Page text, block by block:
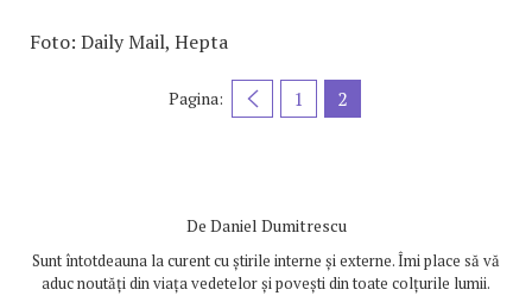
Foto: Daily Mail, Hepta
Pagina: 1 2
De Daniel Dumitrescu
Sunt întotdeauna la curent cu știrile interne și externe. Îmi place să vă
aduc noutăți din viața vedetelor și povești din toate colțurile lumii.